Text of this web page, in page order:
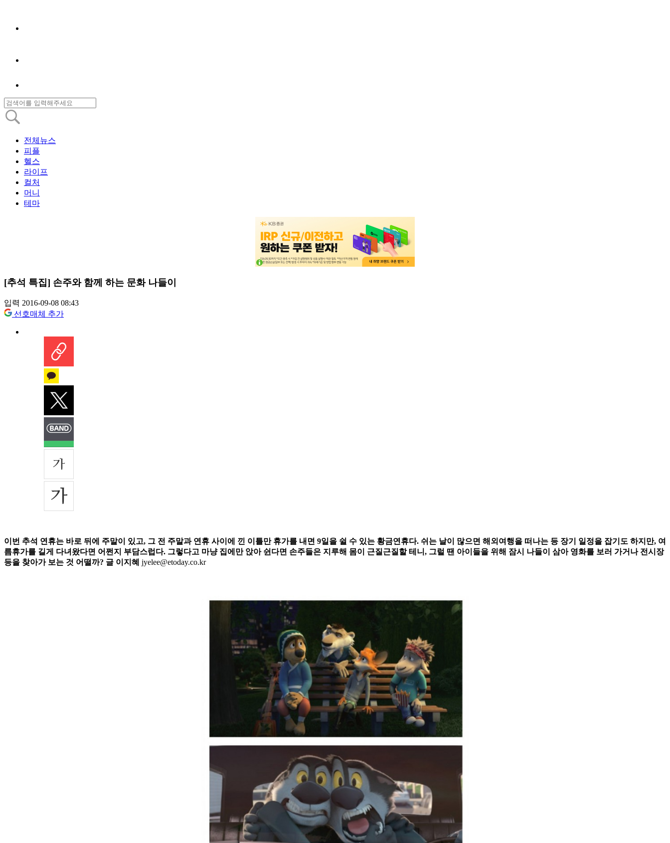
전체뉴스
피플
헬스
라이프
컬처
머니
테마
[추석 특집] 손주와 함께 하는 문화 나들이
입력 2016-09-08 08:43
선호매체 추가
이번 추석 연휴는 바로 뒤에 주말이 있고, 그 전 주말과 연휴 사이에 낀 이틀만 휴가를 내면 9일을 쉴 수 있는 황금연휴다. 쉬는 날이 많으면 해외여행을 떠나는 등 장기 일정을 잡기도 하지만, 여
름휴가를 길게 다녀왔다면 어쩐지 부담스럽다. 그렇다고 마냥 집에만 앉아 쉰다면 손주들은 지루해 몸이 근질근질할 테니, 그럴 땐 아이들을 위해 잠시 나들이 삼아 영화를 보러 가거나 전시장
등을 찾아가 보는 것 어떨까? 글 이지혜 jyelee@etoday.co.kr